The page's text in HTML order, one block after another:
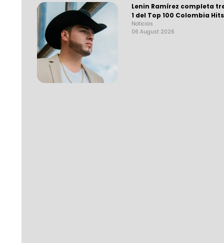
Lenin Ramírez completa
1 del Top 100 Colombia
Noticias
06 August 2026